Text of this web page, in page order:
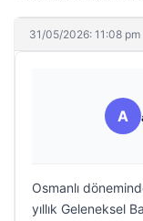
31/05/2026: 11:08 pm
A
Osmanlı
yıllık Geleneksel